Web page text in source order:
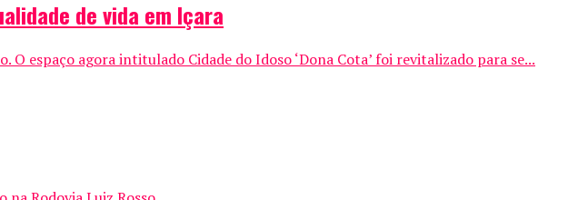
de vida em Içara
espaço agora intitulado Cidade do Idoso ‘Dona Cota’ foi revitalizado para se...